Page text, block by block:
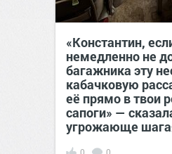
«Константин,
немедленно не
багажника эту
кабачковую
её прямо в твои
сапоги» —
угрожающе